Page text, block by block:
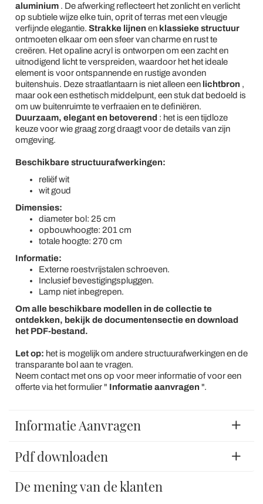
aluminium. De afwerking reflecteert het zonlicht en verlicht
op subtiele wijze elke tuin, oprit of terras met een vleugje
verfijnde elegantie. Strakke lijnen en klassieke structuur
ontmoeten elkaar om een sfeer van charme en rust te
creëren. Het opaline acryl is ontworpen om een zacht en
uitnodigend licht te verspreiden, waardoor het het ideale
element is voor ontspannende en rustige avonden
buitenshuis. Deze straatlantaarn is niet alleen een lichtbron ,
maar ook een esthetisch middelpunt, een stuk dat bedoeld is
om uw buitenruimte te verfraaien en te definiëren.
Duurzaam, elegant en betoverend : het is een tijdloze
keuze voor wie graag zorg draagt voor de details van zijn
omgeving.
Beschikbare structuurafwerkingen:
reliëf wit
wit goud
Dimensies:
diameter bol: 25 cm
opbouwhoogte: 201 cm
totale hoogte: 270 cm
Informatie:
Externe roestvrijstalen schroeven.
Inclusief bevestigingspluggen.
Lamp niet inbegrepen.
Om alle beschikbare modellen in de collectie te
ontdekken, bekijk de documentensectie en download
het PDF-bestand.
Let op: het is mogelijk om andere structuurafwerkingen en de
transparante bol aan te vragen.
Neem contact met ons op voor meer informatie of voor een
offerte via het formulier " Informatie aanvragen ".
Informatie Aanvragen
Pdf downloaden
De mening van de klanten